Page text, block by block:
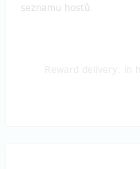
seznamu hostů.